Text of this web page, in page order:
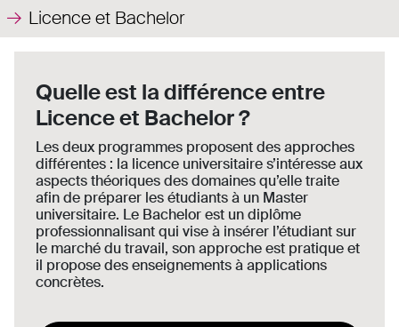
Licence et Bachelor
Quelle est la différence entre
Licence et Bachelor ?
Les deux programmes proposent des approches
différentes : la licence universitaire s’intéresse aux
aspects théoriques des domaines qu’elle traite
afin de préparer les étudiants à un Master
universitaire. Le Bachelor est un diplôme
professionnalisant qui vise à insérer l’étudiant sur
le marché du travail, son approche est pratique et
il propose des enseignements à applications
concrètes.